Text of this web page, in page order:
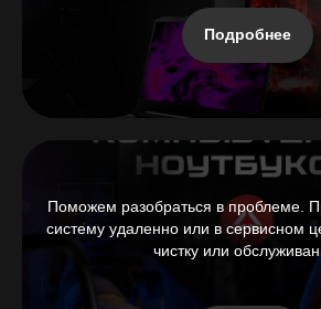
Подробнее
Поможем разобраться в проблеме.
систему удаленно или в сервисном
чистку или